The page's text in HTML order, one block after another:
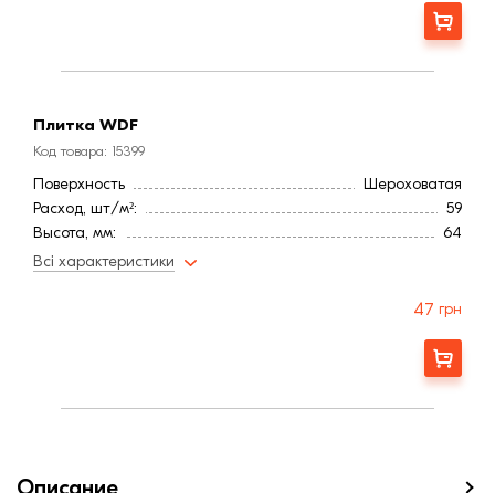
Заказать
Плитка WDF
Код товара: 15399
Поверхность
Шероховатая
Расход, шт/м²:
59
Высота, мм:
64
Длина, мм:
20
200
Серый
Всі характеристики
47 грн
Заказать